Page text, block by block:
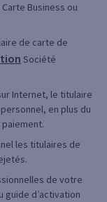
Business ou
de carte de
Société
Internet, le titulaire
en plus du
les titulaires de
de votre
guide d’activation